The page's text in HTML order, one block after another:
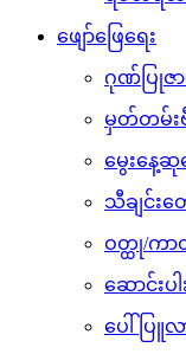
ဖျော်ဖြေရေး
ဂုဏ်ပြုဇာ
မှတ်တမ်း
မွေးနေ့ဆု
သီချင်းတ
ဝတ္ထု/ကာတွ
ဆောင်းပါ
ပေါ်ပြူလ